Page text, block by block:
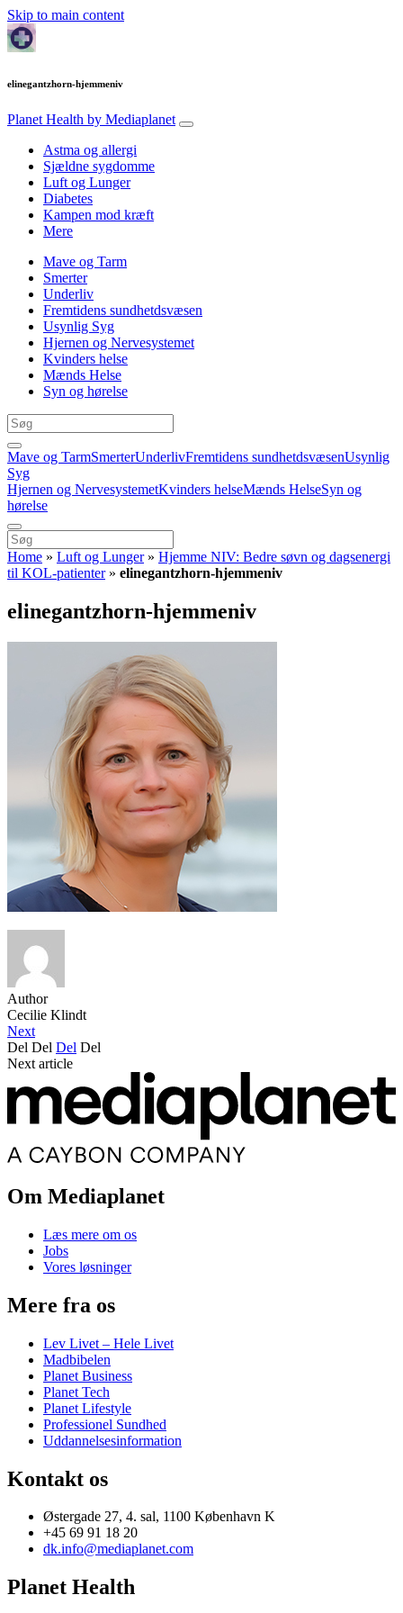
Skip to main content
elinegantzhorn-hjemmeniv
Planet Health by Mediaplanet
Astma og allergi
Sjældne sygdomme
Luft og Lunger
Diabetes
Kampen mod kræft
Mere
Mave og Tarm
Smerter
Underliv
Fremtidens sundhetdsvæsen
Usynlig Syg
Hjernen og Nervesystemet
Kvinders helse
Mænds Helse
Syn og hørelse
Mave og TarmSmerterUnderlivFremtidens sundhetdsvæsenUsynlig
Syg
Hjernen og NervesystemetKvinders helseMænds HelseSyn og
hørelse
Home » Luft og Lunger» Hjemme NIV: Bedre søvn og dagsenergi
til KOL-patienter» elinegantzhorn-hjemmeniv
elinegantzhorn-hjemmeniv
Author
Cecilie Klindt
Next
Del Del Del Del
Next article
Om Mediaplanet
Læs mere om os
Jobs
Vores løsninger
Mere fra os
Lev Livet – Hele Livet
Madbibelen
Planet Business
Planet Tech
Planet Lifestyle
Professionel Sundhed
Uddannelsesinformation
Kontakt os
Østergade 27, 4. sal, 1100 København K
+45 69 91 18 20
dk.info@mediaplanet.com
Planet Health